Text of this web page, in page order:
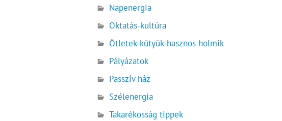
Napenergia
Oktatás-kultúra
Ötletek-kütyük-hasznos holmik
Pályázatok
Passzív ház
Szélenergia
Takarékosság tippek